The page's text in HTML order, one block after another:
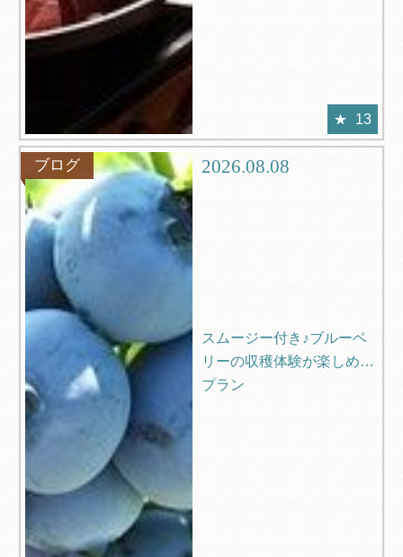
13
ブログ 2026.08.08
スムージー付き♪ブルーベ
リーの収穫体験が楽しめる
プラン